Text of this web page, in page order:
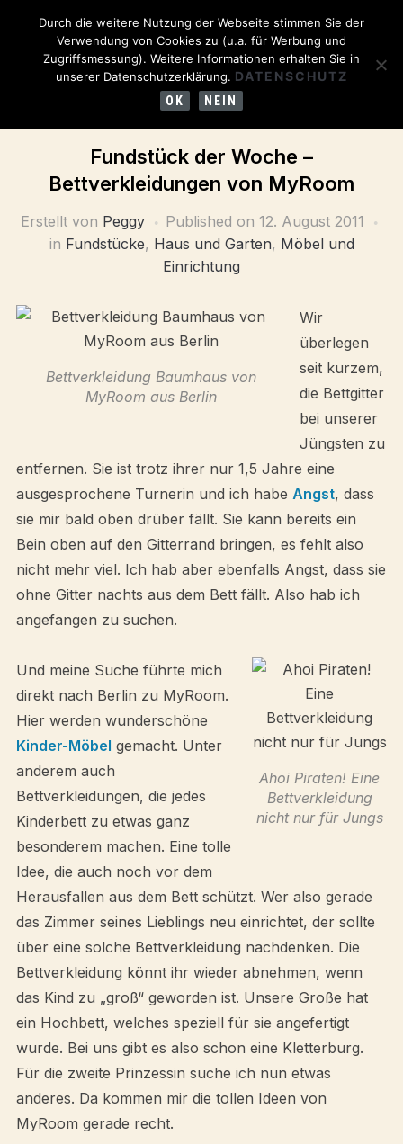
Fundstück der Woche –
Bettverkleidungen von MyRoom
Erstellt von Peggy Published on 12. August 2011
in Fundstücke, Haus und Garten, Möbel und
Einrichtung
Bettverkleidung Baumhaus von
MyRoom aus Berlin
Wir
überlegen
seit kurzem,
die Bettgitter
bei unserer
Jüngsten zu
entfernen. Sie ist trotz ihrer nur 1,5 Jahre eine
ausgesprochene Turnerin und ich habe Angst, dass
sie mir bald oben drüber fällt. Sie kann bereits ein
Bein oben auf den Gitterrand bringen, es fehlt also
nicht mehr viel. Ich hab aber ebenfalls Angst, dass sie
ohne Gitter nachts aus dem Bett fällt. Also hab ich
angefangen zu suchen.
Ahoi Piraten! Eine
Bettverkleidung
nicht nur für Jungs
Und meine Suche führte mich
direkt nach Berlin zu MyRoom.
Hier werden wunderschöne
Kinder-Möbel gemacht. Unter
anderem auch
Bettverkleidungen, die jedes
Kinderbett zu etwas ganz
besonderem machen. Eine tolle
Idee, die auch noch vor dem
Herausfallen aus dem Bett schützt. Wer also gerade
das Zimmer seines Lieblings neu einrichtet, der sollte
über eine solche Bettverkleidung nachdenken. Die
Bettverkleidung könnt ihr wieder abnehmen, wenn
das Kind zu „groß“ geworden ist. Unsere Große hat
ein Hochbett, welches speziell für sie angefertigt
wurde. Bei uns gibt es also schon eine Kletterburg.
Für die zweite Prinzessin suche ich nun etwas
anderes. Da kommen mir die tollen Ideen von
MyRoom gerade recht.
Durch die weitere Nutzung der Webseite stimmen Sie der
Verwendung von Cookies zu (u.a. für Werbung und
Zugriffsmessung). Weitere Informationen erhalten Sie in
unserer Datenschutzerklärung. DATENSCHUTZ
OK NEIN